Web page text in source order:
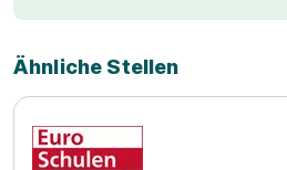
Ähnliche Stellen